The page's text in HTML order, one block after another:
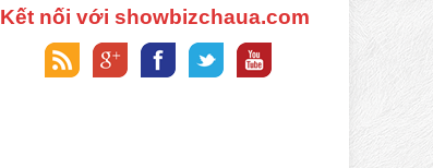
Kết nối với showbizchaua.com